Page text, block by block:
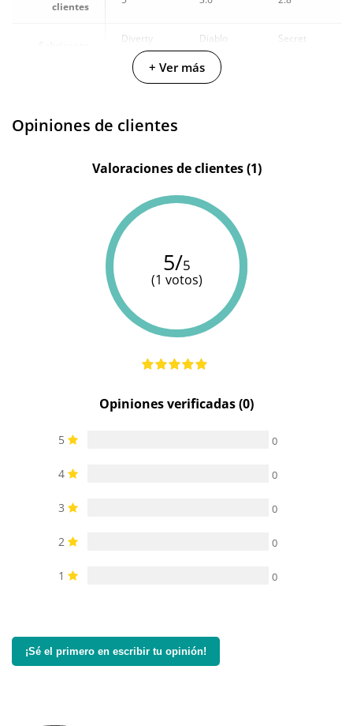
clientes
Diverty
Sex
Diablo
Picante
Secret
Marrón -
Cantidad 750 ml
+ Ver más
Opiniones de clientes
Valoraciones de clientes (1)
5/5
(1 votos)
Opiniones verificadas (0)
5 0
4 0
3 0
2 0
1 0
¡Sé el primero en escribir tu opinión!